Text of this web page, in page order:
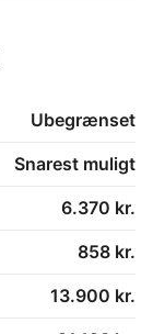
Ubegrænset
Snarest muligt
6.370 kr.
858 kr.
13.900 kr.